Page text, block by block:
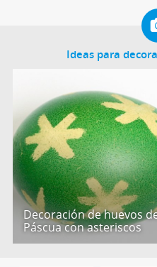
Ideas para
Decoración de huevos
Páscua con asteriscos